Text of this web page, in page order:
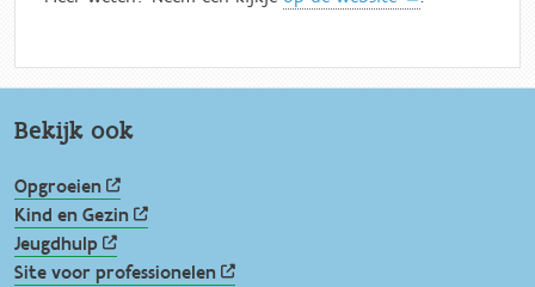
Bekijk ook
Opgroeien
Kind en Gezin
Jeugdhulp
Site voor professionelen